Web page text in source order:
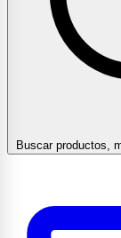
Buscar productos,